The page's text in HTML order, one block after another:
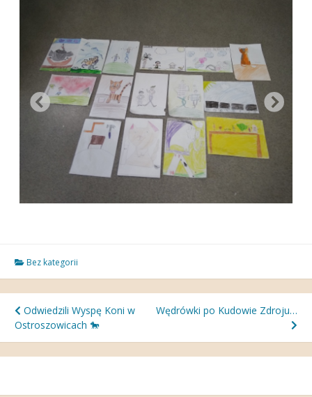
Bez kategorii
Nawigacja
wpisu
Odwiedzili Wyspę Koni w
Ostroszowicach 🐎
Wędrówki po Kudowie Zdroju…